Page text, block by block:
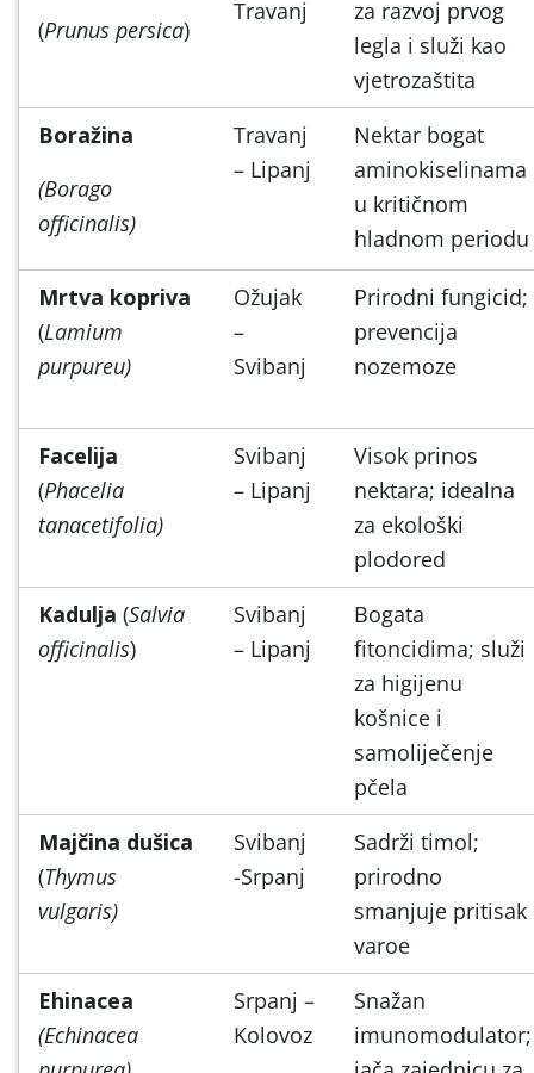
(Prunus persica)
Travanj
za razvoj prvog
legla i služi kao
vjetrozaštita
Boražina
(Borago
officinalis)
Travanj
– Lipanj
Nektar bogat
aminokiselinama
u kritičnom
hladnom periodu
Mrtva kopriva
(Lamium
purpureu)
Ožujak
–
Svibanj
Prirodni fungicid;
prevencija
nozemoze
Facelija
(Phacelia
tanacetifolia)
Svibanj
– Lipanj
Visok prinos
nektara; idealna
za ekološki
plodored
Kadulja (Salvia
officinalis)
Svibanj
– Lipanj
Bogata
fitoncidima; služi
za higijenu
košnice i
samoliječenje
pčela
Majčina dušica
(Thymus
vulgaris)
Svibanj
-Srpanj
Sadrži timol;
prirodno
smanjuje pritisak
varoe
Ehinacea
(Echinacea
Srpanj –
Kolovoz
Snažan
imunomodulator;